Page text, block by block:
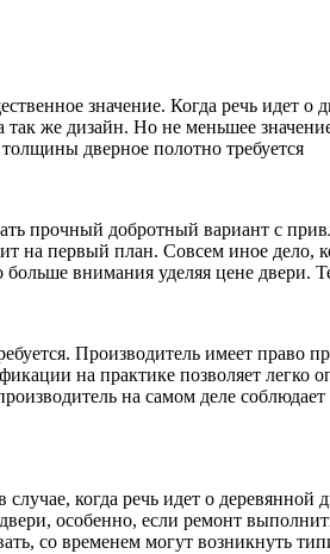
значение. Когда речь идет о
же дизайн. Но не меньшее
дверное полотно требуется
прочный добротный вариант с
первый план. Совсем иное дело,
внимания уделяя цене двери.
Производитель имеет право
на практике позволяет легко
на самом деле
когда речь идет о деревянной
особенно, если ремонт
со временем могут возникнуть